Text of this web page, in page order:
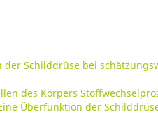
Schilddrüse bei
des Körpers
Überfunktion der